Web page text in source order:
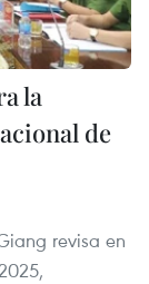
la
de
revisa en